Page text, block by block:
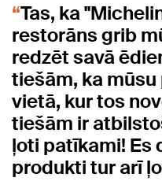
Tas, ka
restorāns grib
redzēt savā
tiešām, ka
vietā, kur tos
tiešām ir
ļoti patīkami! Es
produkti tur arī